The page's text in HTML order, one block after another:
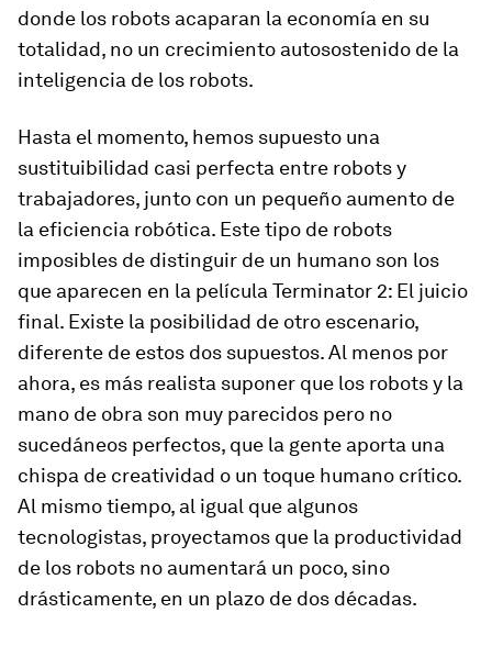
donde los robots acaparan la economía en su
totalidad, no un crecimiento autosostenido de la
inteligencia de los robots.
Hasta el momento, hemos supuesto una
sustituibilidad casi perfecta entre robots y
trabajadores, junto con un pequeño aumento de
la eficiencia robótica. Este tipo de robots
imposibles de distinguir de un humano son los
que aparecen en la película Terminator 2: El juicio
final. Existe la posibilidad de otro escenario,
diferente de estos dos supuestos. Al menos por
ahora, es más realista suponer que los robots y la
mano de obra son muy parecidos pero no
sucedáneos perfectos, que la gente aporta una
chispa de creatividad o un toque humano crítico.
Al mismo tiempo, al igual que algunos
tecnologistas, proyectamos que la productividad
de los robots no aumentará un poco, sino
drásticamente, en un plazo de dos décadas.